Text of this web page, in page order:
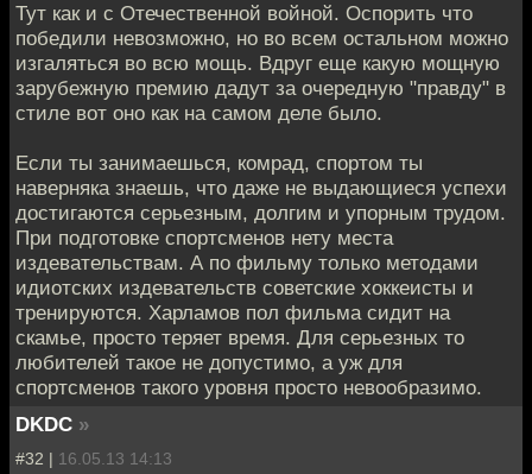
Тут как и с Отечественной войной. Оспорить что
победили невозможно, но во всем остальном можно
изгаляться во всю мощь. Вдруг еще какую мощную
зарубежную премию дадут за очередную "правду" в
стиле вот оно как на самом деле было.
Если ты занимаешься, комрад, спортом ты
наверняка знаешь, что даже не выдающиеся успехи
достигаются серьезным, долгим и упорным трудом.
При подготовке спортсменов нету места
издевательствам. А по фильму только методами
идиотских издевательств советские хоккеисты и
тренируются. Харламов пол фильма сидит на
скамье, просто теряет время. Для серьезных то
любителей такое не допустимо, а уж для
спортсменов такого уровня просто невообразимо.
DKDC »
#32 | 16.05.13 14:13